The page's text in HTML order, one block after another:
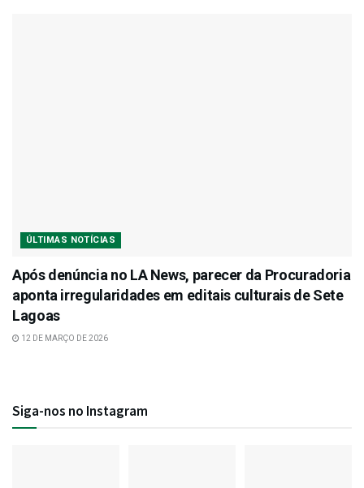
ÚLTIMAS NOTÍCIAS
Após denúncia no LA News, parecer da Procuradoria
aponta irregularidades em editais culturais de Sete
Lagoas
12 DE MARÇO DE 2026
Siga-nos no Instagram